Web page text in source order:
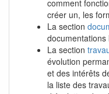
comment
créer un, les
La section
documentations
La section
évolution
et des intérêts
la liste des